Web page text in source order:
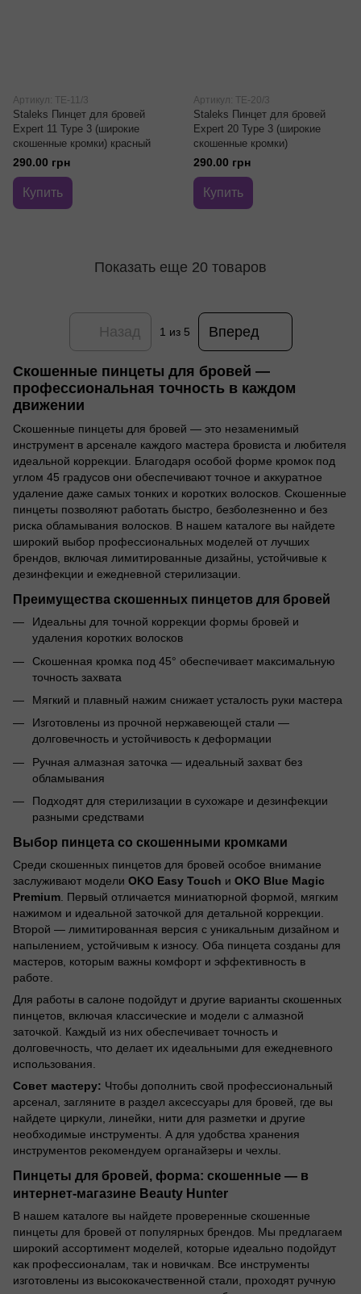
Артикул: TE-11/3
Staleks Пинцет для бровей
Expert 11 Type 3 (широкие
скошенные кромки) красный
290.00 грн
Купить
Артикул: TE-20/3
Staleks Пинцет для бровей
Expert 20 Type 3 (широкие
скошенные кромки)
290.00 грн
Купить
Показать еще 20 товаров
Назад 1 из 5 Вперед
Скошенные пинцеты для бровей —
профессиональная точность в каждом
движении
Скошенные пинцеты для бровей — это незаменимый
инструмент в арсенале каждого мастера бровиста и любителя
идеальной коррекции. Благодаря особой форме кромок под
углом 45 градусов они обеспечивают точное и аккуратное
удаление даже самых тонких и коротких волосков. Скошенные
пинцеты позволяют работать быстро, безболезненно и без
риска обламывания волосков. В нашем каталоге вы найдете
широкий выбор профессиональных моделей от лучших
брендов, включая лимитированные дизайны, устойчивые к
дезинфекции и ежедневной стерилизации.
Преимущества скошенных пинцетов для бровей
Идеальны для точной коррекции формы бровей и
удаления коротких волосков
Скошенная кромка под 45° обеспечивает максимальную
точность захвата
Мягкий и плавный нажим снижает усталость руки мастера
Изготовлены из прочной нержавеющей стали —
долговечность и устойчивость к деформации
Ручная алмазная заточка — идеальный захват без
обламывания
Подходят для стерилизации в сухожаре и дезинфекции
разными средствами
Выбор пинцета со скошенными кромками
Среди скошенных пинцетов для бровей особое внимание
заслуживают модели OKO Easy Touch и OKO Blue Magic
Premium . Первый отличается миниатюрной формой, мягким
нажимом и идеальной заточкой для детальной коррекции.
Второй — лимитированная версия с уникальным дизайном и
напылением, устойчивым к износу. Оба пинцета созданы для
мастеров, которым важны комфорт и эффективность в
работе.
Для работы в салоне подойдут и другие варианты скошенных
пинцетов, включая классические и модели с алмазной
заточкой. Каждый из них обеспечивает точность и
долговечность, что делает их идеальными для ежедневного
использования.
Совет мастеру: Чтобы дополнить свой профессиональный
арсенал, загляните в раздел аксессуары для бровей, где вы
найдете циркули, линейки, нити для разметки и другие
необходимые инструменты. А для удобства хранения
инструментов рекомендуем органайзеры и чехлы.
Пинцеты для бровей, форма: скошенные — в
интернет-магазине Beauty Hunter
В нашем каталоге вы найдете проверенные скошенные
пинцеты для бровей от популярных брендов. Мы предлагаем
широкий ассортимент моделей, которые идеально подойдут
как профессионалам, так и новичкам. Все инструменты
изготовлены из высококачественной стали, проходят ручную